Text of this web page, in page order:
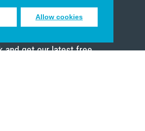
Allow cookies
receive inspiring emails
and get our latest free